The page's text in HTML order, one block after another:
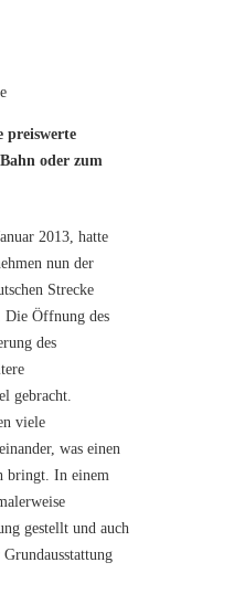
preiswerte
oder zum
2013, hatte
nun der
Strecke
Die Öffnung des
des
gebracht.
viele
was einen
bringt. In einem
gestellt und auch